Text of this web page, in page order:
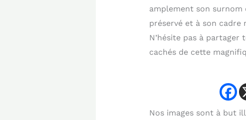
amplement son
préservé et à son cadre
N’hésite pas à
cachés de cette
Nos images sont à but